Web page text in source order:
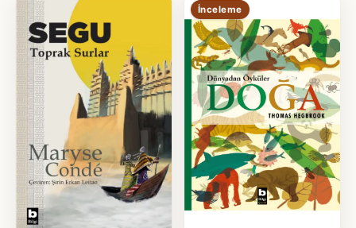
İnceleme